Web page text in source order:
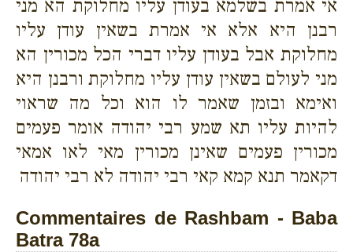
אי אמרת בשלמא בעודן עליו מחלוקת הא מני
רבנן היא אלא אי אמרת בשאין עודן עליו
מחלוקת אבל בעודן עליו דברי הכל מכורין הא
מני לעולם בשאין עודן עליו מחלוקת ורבנן היא
ואימא ובזמן שאמר לו הוא וכל מה שראוי
להיות עליו תא שמע רבי יהודה אומר פעמים
מכורין פעמים שאינן מכורין מאי לאו אמאי
דקאמר תנא קמא קאי רבי יהודה לא רבי יהודה
Commentaires de Rashbam - Baba
Batra 78a